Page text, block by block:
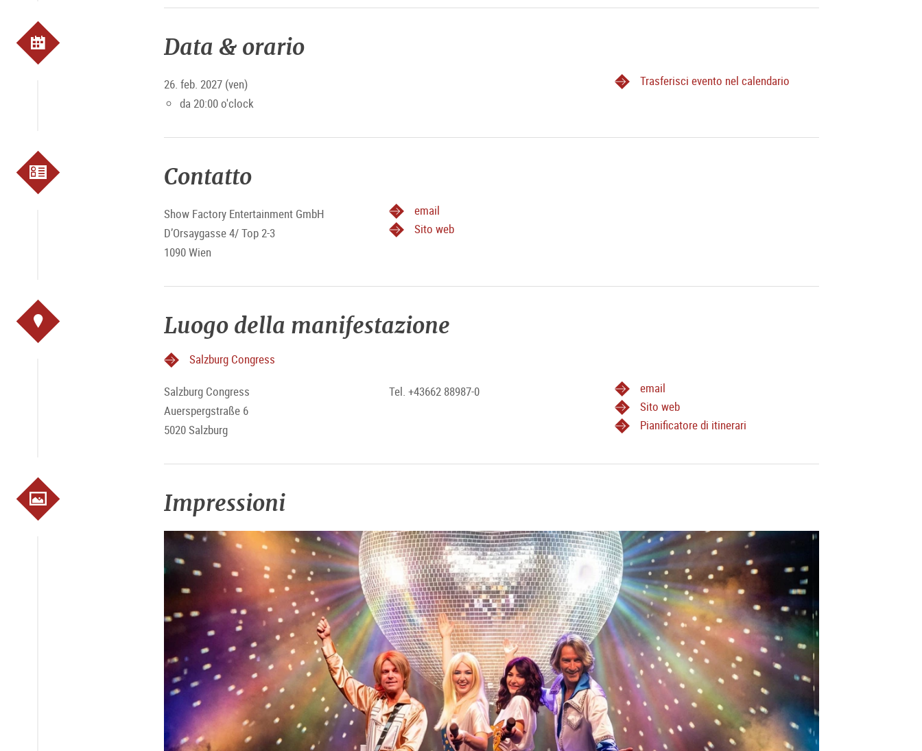
Data & orario
26. feb. 2027 (ven)
da 20:00 o'clock
Trasferisci evento nel calendario
Contatto
Show Factory Entertainment GmbH
D’Orsaygasse 4/ Top 2-3
1090 Wien
email
Sito web
Luogo della manifestazione
Salzburg Congress
Salzburg Congress
Auerspergstraße 6
5020 Salzburg
Tel. +43662 88987-0
email
Sito web
Pianificatore di itinerari
Impressioni